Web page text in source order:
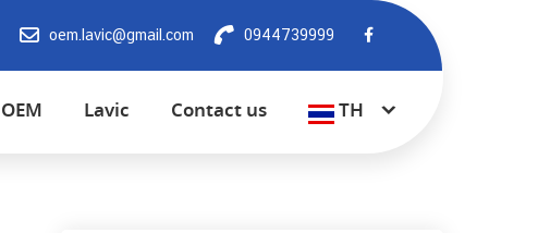
oem.lavic@gmail.com 0944739999
OEM Lavic Contact us TH